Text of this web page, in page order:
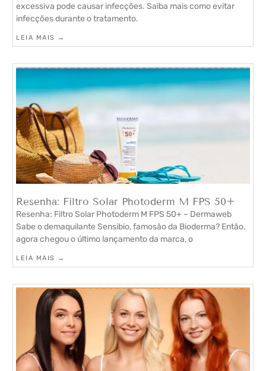
excessiva pode causar infecções. Saiba mais como evitar
infecções durante o tratamento.
LEIA MAIS →
Resenha: Filtro Solar Photoderm M FPS 50+
Resenha: Filtro Solar Photoderm M FPS 50+ – Dermaweb
Sabe o demaquilante Sensibio, famosão da Bioderma? Então,
agora chegou o último lançamento da marca, o
LEIA MAIS →